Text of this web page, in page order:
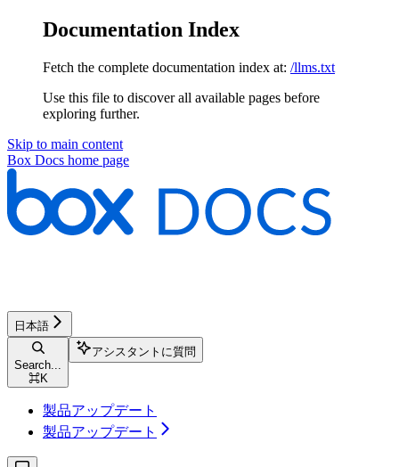
Documentation Index
Fetch the complete documentation index at: /llms.txt
Use this file to discover all available pages before
exploring further.
Skip to main content
Box Docs home page
日本語
Search...
⌘K
アシスタントに質問
製品アップデート
製品アップデート